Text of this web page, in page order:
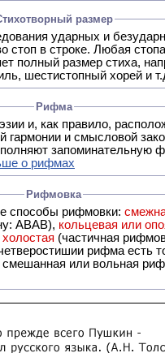
размер
ударных и
стоп в строке. Любая
полный размер стиха,
шестистопный хорей и
Рифма
в поэзии и, как
и смысловой
запоминательную
о рифмах
Рифмовка
способы рифмовки:
ABAB), кольцевая или
холостая (частичная
рифма есть